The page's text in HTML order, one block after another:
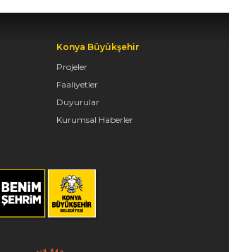
Konya Büyükşehir
Projeler
Faaliyetler
Duyurular
Kurumsal Haberler